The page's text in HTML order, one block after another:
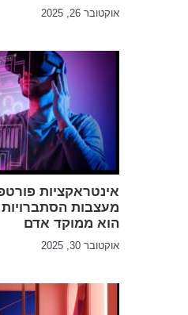
אוקטובר 26, 2025
אינטראקציות
הוא ממוקד אדם
אוקטובר 30, 2025